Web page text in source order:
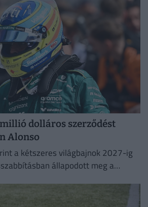
dolláros szerződést
Alonso
a kétszeres világbajnok 2027-ig
állapodott meg a